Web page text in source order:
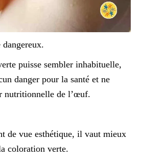
puisse sembler inhabituelle,
danger pour la santé et ne
nutritionnelle de l’œuf.
de vue esthétique, il vaut mieux
coloration verte.